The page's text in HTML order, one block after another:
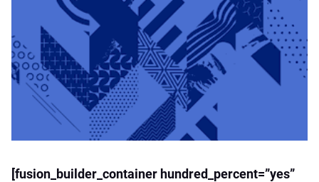
[fusion_builder_container hundred_percent=”yes”